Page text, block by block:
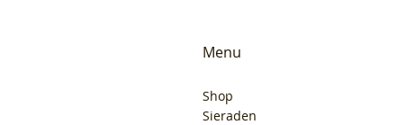
Menu
Shop
Sieraden